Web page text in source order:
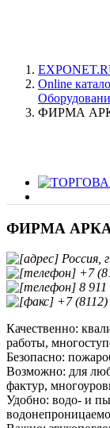
Online
ФИРМА
ФИРМА
Россия,
+7
8
+7
Качественно:
работы,
Безопасно:
Возможно: для
фактур,
Удобно: водо- и